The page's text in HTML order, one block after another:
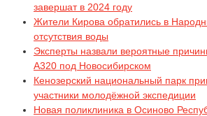
завершат в 2024 году
Жители Кирова обратились в
отсутствия воды
Эксперты назвали вероятные
А320 под Новосибирском
Кенозерский национальный парк
участники молодёжной экспедиции
Новая поликлиника в Осиново